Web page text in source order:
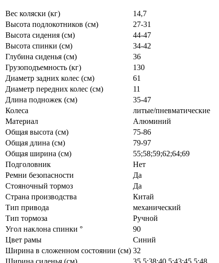
Вес коляски (кг)
14,7
Высота подлокотников (см)
27-31
Высота сидения (см)
44-47
Высота спинки (см)
34-42
Глубина сиденья (см)
36
Грузоподъемность (кг)
130
Диаметр задних колес (см)
61
Диаметр передних колес (см)
11
Длина подножек (см)
35-47
Колеса
литые/пневматические
Материал
Алюминий
Общая высота (см)
75-86
Общая длина (см)
79-97
Общая ширина (см)
55;58;59;62;64;69
Подголовник
Нет
Ремни безопасности
Да
Стояночный тормоз
Да
Страна производства
Китай
Тип привода
механический
Тип тормоза
Ручной
Угол наклона спинки °
90
Цвет рамы
Синий
Ширина в сложенном состоянии (см) 32
Ширина сиденья (см)
35,5;38;40,5;43;45,5;48